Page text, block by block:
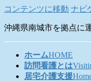
コンテンツに移動 ナビ
沖縄県南城市を拠点に
ホームHOME
訪問看護とは
居宅介護支援